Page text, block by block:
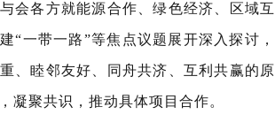
会各方就能源合作、绿色经济、区域互
“一带一路”等焦点议题展开深入探讨，
、睦邻友好、同舟共济、互利共赢的原
凝聚共识，推动具体项目合作。